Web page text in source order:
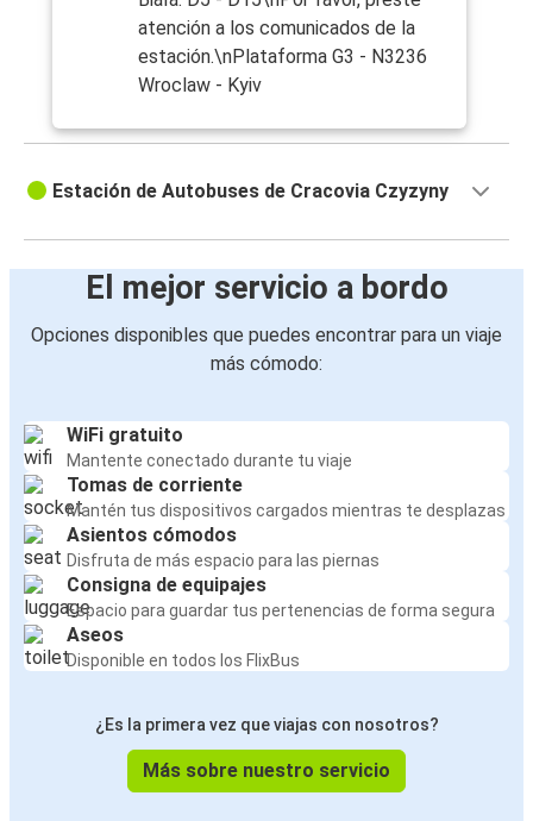
atención a los comunicados de la
estación.\nPlataforma G3 - N3236
Wroclaw - Kyiv
Estación de Autobuses de Cracovia Czyzyny
El mejor servicio a bordo
Opciones disponibles que puedes encontrar para un viaje
más cómodo:
WiFi gratuito
Mantente conectado durante tu viaje
Tomas de corriente
Mantén tus dispositivos cargados mientras te desplazas
Asientos cómodos
Disfruta de más espacio para las piernas
Consigna de equipajes
Espacio para guardar tus pertenencias de forma segura
Aseos
Disponible en todos los FlixBus
¿Es la primera vez que viajas con nosotros?
Más sobre nuestro servicio